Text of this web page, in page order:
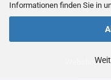
Informationen finden Sie in
Webshop